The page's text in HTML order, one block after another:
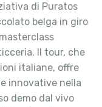
di Puratos
belga in giro
Il tour, che
italiane, offre
innovative nella
demo dal vivo